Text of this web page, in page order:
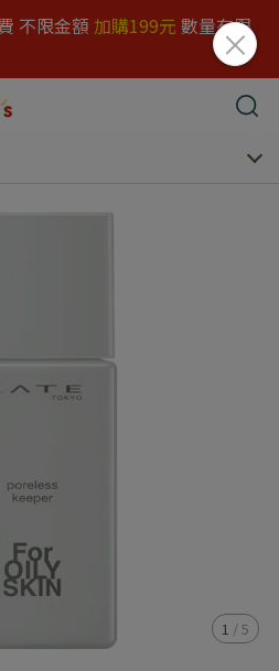
不限金額 加購199元 數量有限
1 /5